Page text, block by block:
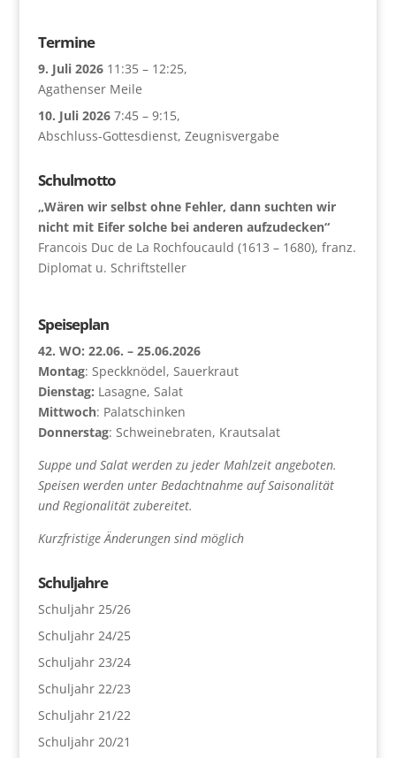
Termine
9. Juli 2026 11:35 – 12:25,
Agathenser Meile
10. Juli 2026 7:45 – 9:15,
Abschluss-Gottesdienst, Zeugnisvergabe
Schulmotto
„Wären wir selbst ohne Fehler, dann suchten wir
nicht mit Eifer solche bei anderen aufzudecken“
Francois Duc de La Rochfoucauld (1613 – 1680), franz.
Diplomat u. Schriftsteller
Speiseplan
42. WO: 22.06. – 25.06.2026
Montag: Speckknödel, Sauerkraut
Dienstag: Lasagne, Salat
Mittwoch: Palatschinken
Donnerstag: Schweinebraten, Krautsalat
Suppe und Salat werden zu jeder Mahlzeit angeboten.
Speisen werden unter Bedachtnahme auf Saisonalität
und Regionalität zubereitet.
Kurzfristige Änderungen sind möglich
Schuljahre
Schuljahr 25/26
Schuljahr 24/25
Schuljahr 23/24
Schuljahr 22/23
Schuljahr 21/22
Schuljahr 20/21